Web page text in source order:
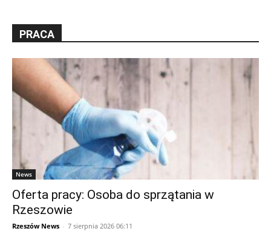
PRACA
News
Oferta pracy: Osoba do sprzątania w
Rzeszowie
Rzeszów News - 7 sierpnia 2026 06:11